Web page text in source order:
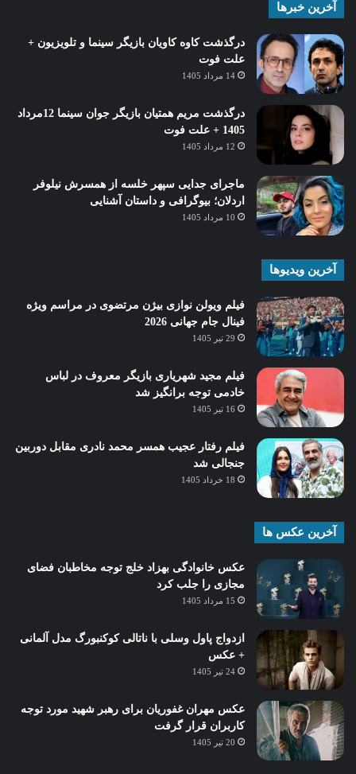
آخرین خبرها
درگذشت کاوه کاویان بازیگر سینما و تلویزیون +
علت فوت
14 مرداد 1405
درگذشت مریم همتیان بازیگر جوان سینما 12مرداد
1405 + علت فوت
12 مرداد 1405
ماجرای جدایی سپهر خلسه از همسرش نیلوفر
اردلان؛ بیوگرافی و داستان آشنایی
10 مرداد 1405
آخرین ویدیوها
فیلم ویولن نوازی بیژن مرتضوی در مراسم ویژه
فینال جام جهانی 2026
29 تیر 1405
فیلم مجید شهریاری بازیگر معروف در لباس
خادمی توجه برانگیز شد
16 تیر 1405
فیلم رفتار عجیب همسر محمد نادری مقابل دوربین
جنجالی شد
18 خرداد 1405
آخرین عکس ها
عکس خانوادگی بهزاد خلج توجه مخاطبان فضای
مجازی را جلب کرد
15 مرداد 1405
ازدواج پاول وسلی با ناتالی کوکنبورگ مدل آلمانی
+ عکس
24 تیر 1405
عکس مهران غفوریان برای رهبر شهید مورد توجه
کاربران قرار گرفت
20 تیر 1405